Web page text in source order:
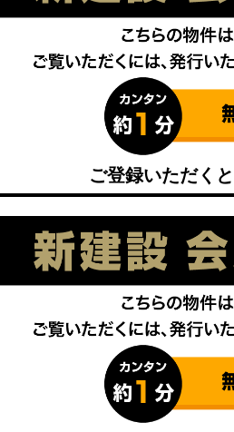
ご登録いただくと